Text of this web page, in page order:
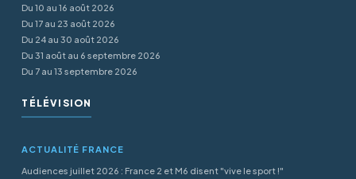
Du 10 au 16 août 2026
Du 17 au 23 août 2026
Du 24 au 30 août 2026
Du 31 août au 6 septembre 2026
Du 7 au 13 septembre 2026
TÉLÉVISION
ACTUALITÉ FRANCE
Audiences juillet 2026 : France 2 et M6 disent "vive le sport !"